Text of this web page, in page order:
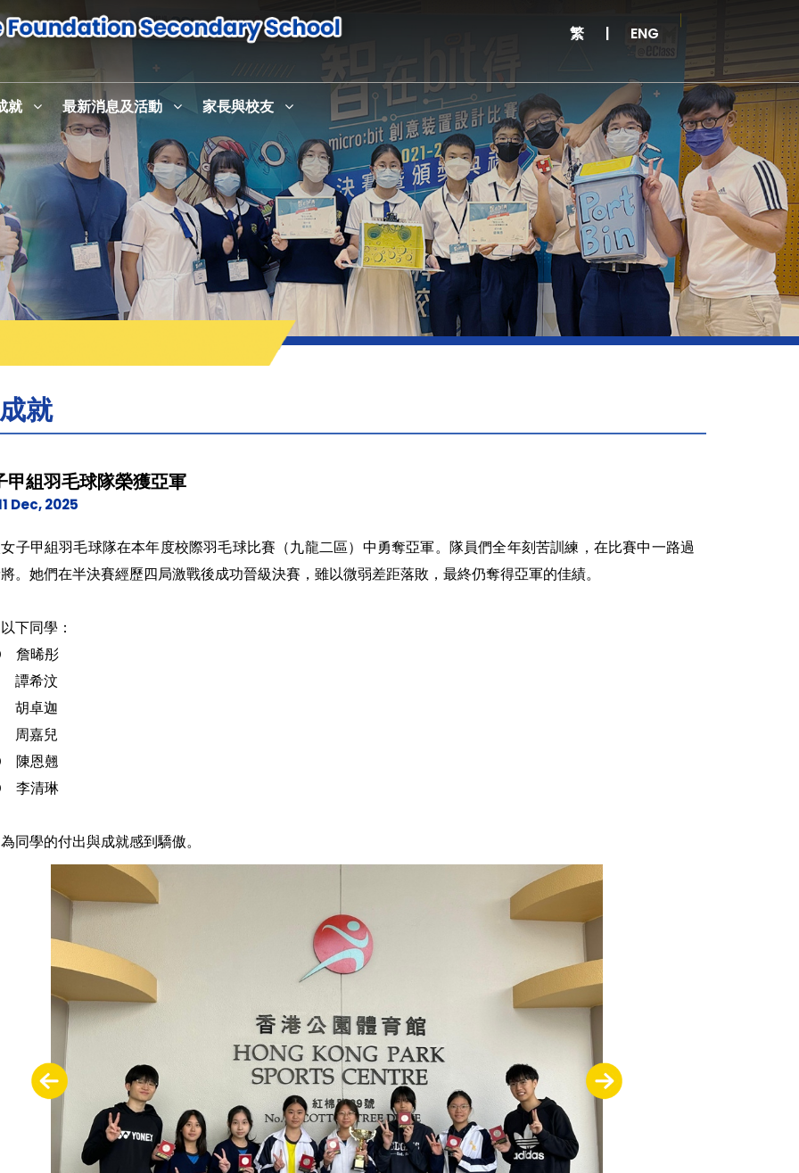
繁 | ENG
就 最新消息及活動 家長與校友
成就
甲組羽毛球隊榮獲亞軍
Dec, 2025
子甲組羽毛球隊在本年度校際羽毛球比賽（九龍二區）中勇奪亞軍。隊員們全年刻苦訓練，在比賽中一路過
。她們在半決賽經歷四局激戰後成功晉級決賽，雖以微弱差距落敗，最終仍奪得亞軍的佳績。
下同學：
詹晞彤
譚希汶
胡卓迦
周嘉兒
陳恩翹
李清琳
同學的付出與成就感到驕傲。